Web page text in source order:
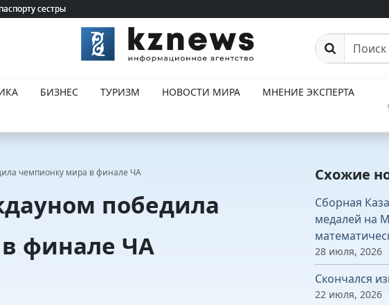
сестры
сестры
Поиск
БИЗНЕС ТУРИЗМ НОВОСТИ МИРА
МНЕНИЕ ЭКСПЕРТА
чемпионку мира в финале ЧА
победила
финале ЧА
Схожие
Сборная
медалей на
28 июля, 2026
Скончался
22 июля, 2026